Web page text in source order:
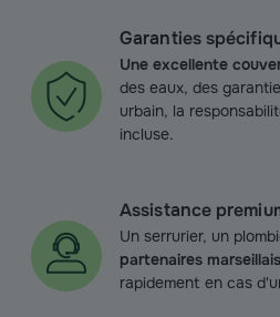
Garanties
Une excellente
des eaux, des
urbain, la
incluse.
Assistance
Un serrurier, un
partenaires marseillais
rapidement en cas